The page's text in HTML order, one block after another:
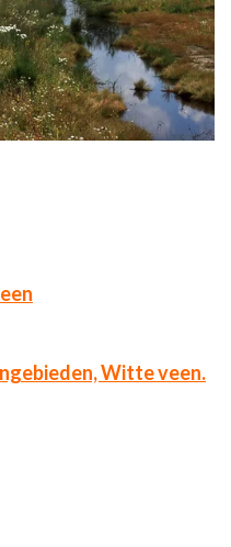
Witte veen.